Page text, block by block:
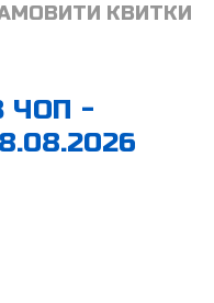
КВИТКИ
ЧОП -